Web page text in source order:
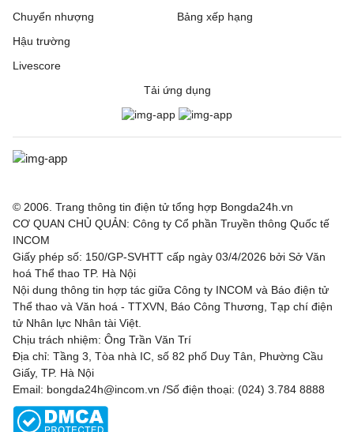
Chuyển nhượng
Hậu trường
Livescore
Bảng xếp hạng
Tải ứng dụng
© 2006. Trang thông tin điện tử tổng hợp Bongda24h.vn
CƠ QUAN CHỦ QUẢN: Công ty Cổ phần Truyền thông Quốc tế
INCOM
Giấy phép số: 150/GP-SVHTT cấp ngày 03/4/2026 bởi Sở Văn
hoá Thể thao TP. Hà Nội
Nội dung thông tin hợp tác giữa Công ty INCOM và Báo điện tử
Thể thao và Văn hoá - TTXVN, Báo Công Thương, Tạp chí điện
tử Nhân lực Nhân tài Việt.
Chịu trách nhiệm: Ông Trần Văn Trí
Địa chỉ: Tầng 3, Tòa nhà IC, số 82 phố Duy Tân, Phường Cầu
Giấy, TP. Hà Nội
Email: bongda24h@incom.vn /Số điện thoại: (024) 3.784 8888